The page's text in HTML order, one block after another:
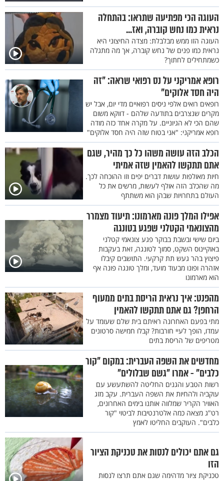
העוגה הכי מפתיעה שתראו: בהתחלה
נראית כמו נחש קוברה, ואז...
העוגה הזו ממש מבלבלת: מצדה החיצוני היא
נראית כמו פנים של נחש קוברה, אך מה מתגלה
כשמתחילים לחתוך?
רופא אמריקני על נס רפואי שראה: "זה
היה חסד אלוקים"
רופאים רואים אלפי ניסים רפואיים מדי יום, אבל יש
מקרים שנצרבים בתודעה שלהם - דווקא משום
שהם הכי לא הגיוניים. על מקרה אחד כזה מודה
רופא אמריקני: "אני בטוח שזה היה חסד אלוקים"
הכלב הזה עושה משהו כל כך מהיר, שגם
אתם תתקשו להאמין שזה אמיתי
חיות מאולפות עושות דברים יפים וזו ההוכחה לכך.
מה שהכלב הזה אולף לעשות, מרשים את כל
העולם בתחרויות שבהן הוא משתתף
אפילו המלך פונה מארמונו: תיעוד מצמרר
מהצונאמי הקטלני שפגע בטונגה
ביום שישי ובשבת בבוקר פגע צונאמי קטלני
באוקיינוס השקט, סמוך לטונגה, זאת בעקבות
פיצוץ בהר געש תת קרקעי. התושבים קיבלו
אזהרה ופונו מבעוד מועד, ומלך טונגה פונה אף
הוא מארמונו
מהפנט: איך נראית הריסת בתים ממעוף
הרחפן? גם אתם תתקשו להאמין
מתי בפעם האחרונה ראיתם בית שלם שעומד על
עמדו, הופך לעיי חורבות? קבלו חמישה סרטונים
מטריפים של הריסת בתים
מחדשים את השפה העברית: במקום "קור
כלבים" - אמרו "גשם שבלולים"
רשות הטבע והגנים החליטה להשתעשע עם
עוקביה ולהחיות את השפה העברית. עקב מזג
האוויר הקריר שמלווה אותנו בימים האחרונים,
רט"ג מצאה כמה אלטרנטיבות לביטוי "קור
כלבים". העוקבים החליטו לאמץ
גם אתם יכולים לנסות את טכניקת הציור
הזו
טכניקת ציור מדהימה שגם אתם תרצו לנסות